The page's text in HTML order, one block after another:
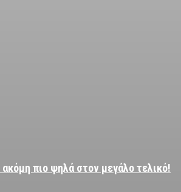
πιο ψηλά στον μεγάλο τελικό!